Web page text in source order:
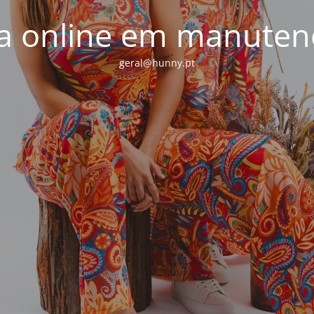
online em
geral@hunny.pt